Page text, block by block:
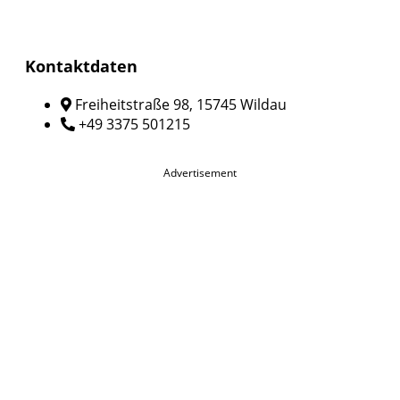
Kontaktdaten
Freiheitstraße 98, 15745 Wildau
+49 3375 501215
Advertisement